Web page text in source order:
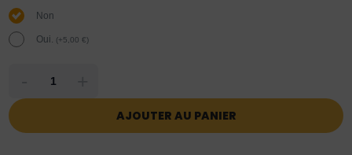
Non
Oui. (+5,00€)
AJOUTER AU PANIER